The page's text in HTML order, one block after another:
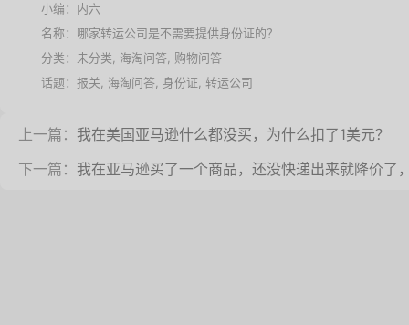
小编：内六
名称： 哪家转运公司是不需要提供身份证的？
分类：未分类, 海淘问答 购物问答
话题： 报关 海淘问答 身份证 转运公司
上一篇： 我在美国亚马逊什么都没买，为什么扣了1美元？
下一篇： 我在亚马逊买了一个商品，还没快递出来就降价了